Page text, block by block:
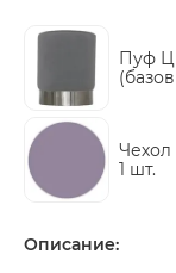
Пуф
1 шт.
Описание: